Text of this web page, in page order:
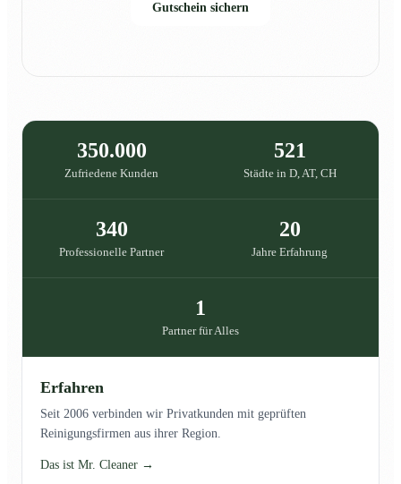
Gutschein sichern
350.000
Zufriedene Kunden
521
Städte in D, AT, CH
340
Professionelle Partner
20
Jahre Erfahrung
1
Partner für Alles
Erfahren
Seit 2006 verbinden wir Privatkunden mit geprüften
Reinigungsfirmen aus ihrer Region.
Das ist Mr. Cleaner →